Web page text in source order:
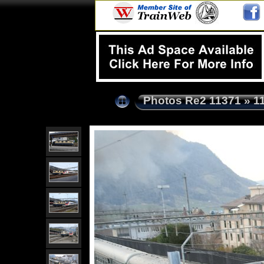
Photos Re2 11371»